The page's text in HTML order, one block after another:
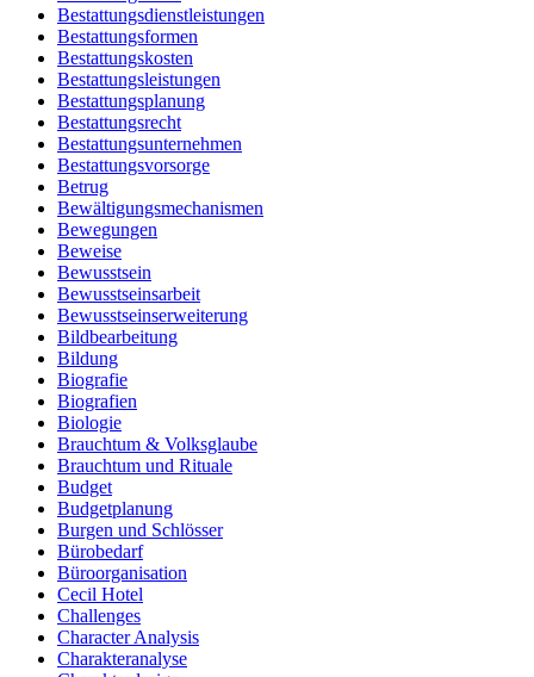
Bestattungsdienstleistungen
Bestattungsformen
Bestattungskosten
Bestattungsleistungen
Bestattungsplanung
Bestattungsrecht
Bestattungsunternehmen
Bestattungsvorsorge
Betrug
Bewältigungsmechanismen
Bewegungen
Beweise
Bewusstsein
Bewusstseinsarbeit
Bewusstseinserweiterung
Bildbearbeitung
Bildung
Biografie
Biografien
Biologie
Brauchtum & Volksglaube
Brauchtum und Rituale
Budget
Budgetplanung
Burgen und Schlösser
Bürobedarf
Büroorganisation
Cecil Hotel
Challenges
Character Analysis
Charakteranalyse